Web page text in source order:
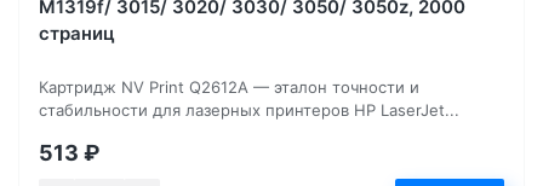
M1319f/ 3015/ 3020/ 3030/ 3050/ 3050z, 2000
страниц
Картридж NV Print Q2612A — эталон точности и
стабильности для лазерных принтеров HP LaserJet...
513 ₽